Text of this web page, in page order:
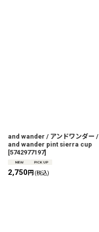
and wander / アンドワンダー /
and wander pint sierra cup
[5742977197]
2,750円 (税込)